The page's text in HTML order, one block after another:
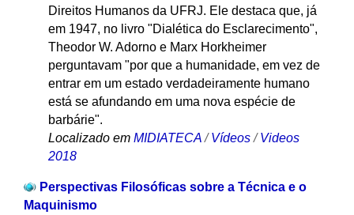
Direitos Humanos da UFRJ. Ele destaca que, já
em 1947, no livro "Dialética do Esclarecimento",
Theodor W. Adorno e Marx Horkheimer
perguntavam "por que a humanidade, em vez de
entrar em um estado verdadeiramente humano
está se afundando em uma nova espécie de
barbárie".
Localizado em MIDIATECA /Vídeos /Videos
2018
Perspectivas Filosóficas sobre a Técnica e o
Maquinismo